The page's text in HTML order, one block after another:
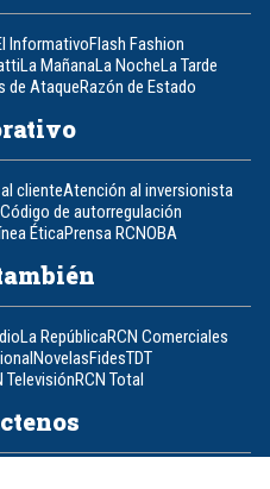
InformativoFlash Fashion
La MañanaLa NocheLa Tarde
de AtaqueRazón de Estado
clienteAtención al inversionista
Código de autorregulación
ÉticaPrensa RCNOBA
La RepúblicaRCN Comerciales
NovelasFidesTDT
TelevisiónRCN Total